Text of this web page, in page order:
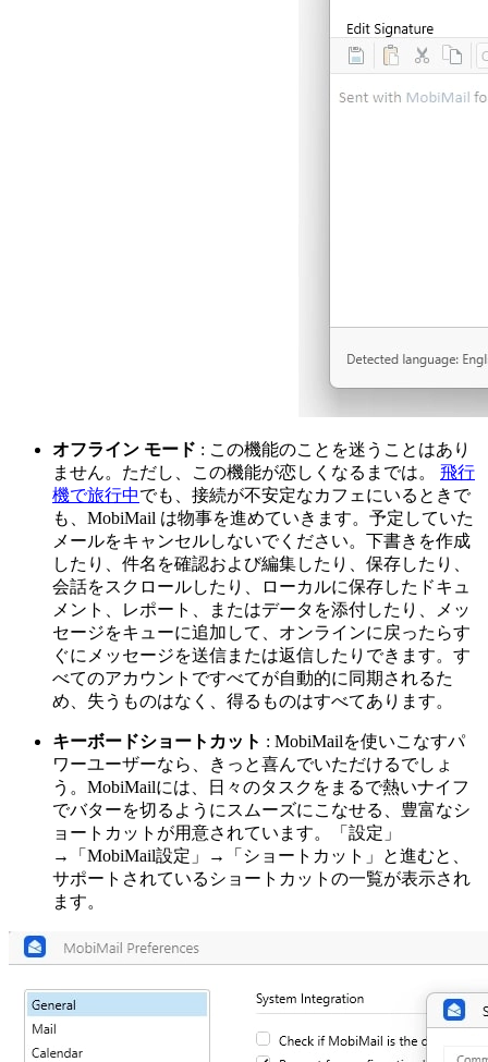
オフライン モード : この機能のことを迷うことはあり
ません。ただし、この機能が恋しくなるまでは。 飛行
機で旅行中でも、接続が不安定なカフェにいるときで
も、MobiMail は物事を進めていきます。予定していた
メールをキャンセルしないでください。下書きを作成
したり、件名を確認および編集したり、保存したり、
会話をスクロールしたり、ローカルに保存したドキュ
メント、レポート、またはデータを添付したり、メッ
セージをキューに追加して、オンラインに戻ったらす
ぐにメッセージを送信または返信したりできます。す
べてのアカウントですべてが自動的に同期されるた
め、失うものはなく、得るものはすべてあります。
キーボードショートカット : MobiMailを使いこなすパ
ワーユーザーなら、きっと喜んでいただけるでしょ
う。MobiMailには、日々のタスクをまるで熱いナイフ
でバターを切るようにスムーズにこなせる、豊富なシ
ョートカットが用意されています。「設定」
→「MobiMail設定」→「ショートカット」と進むと、
サポートされているショートカットの一覧が表示され
ます。